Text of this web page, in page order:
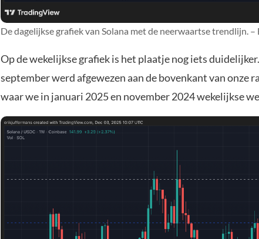
De dagelijkse grafiek van Solana met de neerwaartse trendlijn.
Op de wekelijkse grafiek is het plaatje nog iets
september werd afgewezen aan de bovenkant van onze
waar we in januari 2025 en november 2024 wekelijkse